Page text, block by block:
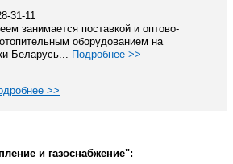
31-11
занимается поставкой и оптово-
оборудованием на
Беларусь... Подробнее >>
>>
и газоснабжение":